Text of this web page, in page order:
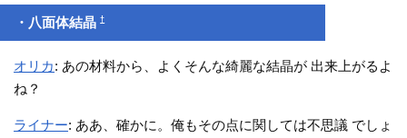
・八面体結晶†
オリカ: あの材料から、よくそんな綺麗な結晶が 出来上がるよ
ね？
ライナー: ああ、確かに。俺もその点に関しては不思議 でしょ